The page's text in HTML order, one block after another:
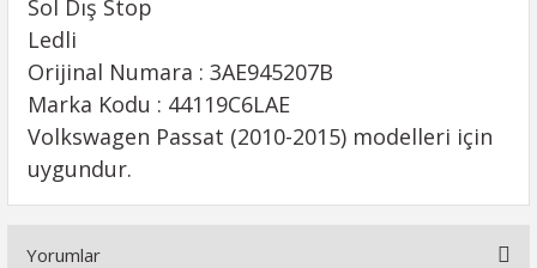
Sol Dış Stop
Ledli
Orijinal Numara : 3AE945207B
Marka Kodu : 44119C6LAE
Volkswagen Passat (2010-2015) modelleri için
uygundur.
Yorumlar